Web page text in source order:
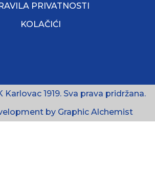
PRIVATNOSTI
KOLAČIĆI
Karlovac 1919. Sva prava pridržana.
by Graphic Alchemist